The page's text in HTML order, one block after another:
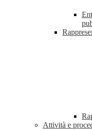
Attività e